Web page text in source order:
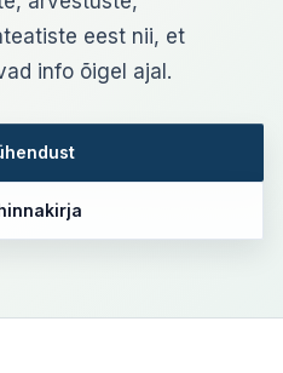
eest nii, et
info õigel ajal.